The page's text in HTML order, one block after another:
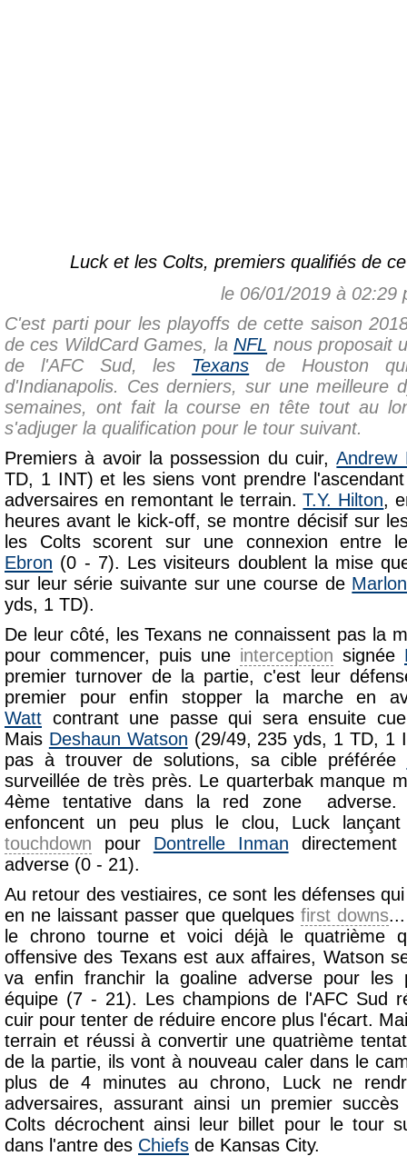
Luck et les Colts, premiers qualifiés de
le 06/01/2019 à 02:29
C'est parti pour les playoffs de cette saison
de ces WildCard Games, laNFL nous proposait
de l'AFC Sud, les Texans de Houston
d'Indianapolis. Ces derniers, sur une meilleure
semaines, ont fait la course en tête tout au
s'adjuger la qualification pour le tour suivant.
Premiers à avoir la possession du cuir,Andrew
TD, 1 INT) et les siens vont prendre
adversaires en remontant le terrain.T.Y. Hilton,
heures avant le kick-off, se montre décisif sur
les Colts scorent sur une connexion entre
Ebron (0 - 7). Les visiteurs doublent la mise
sur leur série suivante sur une course de
yds, 1 TD).
De leur côté, les Texans ne connaissent pas la
pour commencer, puis une interception signée
premier turnover de la partie, c'est leur
premier pour enfin stopper la marche en
Watt contrant une passe qui sera ensuite
Mais Deshaun Watson (29/49, 235 yds, 1 TD, 1
pas à trouver de solutions, sa cible préférée
surveillée de très près. Le quarterbak manque
4ème tentative dans la red zone adverse.
enfoncent un peu plus le clou, Luck
touchdown pour Dontrelle Inman
adverse (0 - 21).
Au retour des vestiaires, ce sont les défenses
en ne laissant passer que quelques first downs
le chrono tourne et voici déjà le quatrième
offensive des Texans est aux affaires, Watson
va enfin franchir la goaline adverse pour les
équipe (7 - 21). Les champions de l'AFC Sud
cuir pour tenter de réduire encore plus l'écart.
terrain et réussi à convertir une quatrième
de la partie, ils vont à nouveau caler dans le
plus de 4 minutes au chrono, Luck ne
adversaires, assurant ainsi un premier
Colts décrochent ainsi leur billet pour le tour
dans l'antre des Chiefs de Kansas City.